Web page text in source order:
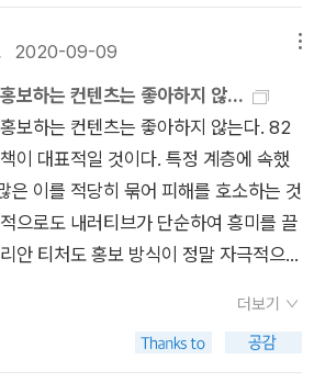
은 생각했다. 왜? 도대체 왜? 왜 그렇게
유가 있을 거 아냐? 결과가 있으니 원
? 끊임없이 묻고 대답하다 보니 이렇게
난 거 아닐까.결과 표현은 '-(으)ㄴ 결
ㄴ 나머지' 정도로 적은 걸 보면 정작 결
던 것 같다. 결과는 하늘에 맡기겠다는
순응하면서도, 그 일의 이유는 끝까지
는 언어.가은이 이유 문법을 그다지 좋아
우기 힘들겠다고 생각하는 것도 있지만,
지 않으며 살아왔기 때문이기도 했다. 아
이 굉장히 운이 좋다고 생각했는데, 그
겸 읽어볼까 싶다. 사실 심채경 박사
계속 그래그래 끄덕끄덕 하는 것도 그리
러나는 것들이라 재미있었다.)를 보노라
쓰고 있구나 하는 생각이 든다. 특히나
없어 리사와 테니스를 쳤다'는 예문을
수 없이 반복했던 문장이었기에. (요즘
은 안 치는데 오래된 교재에 나오는 학생
슷한 소재를 어찌 이리 다르게 표현할
. 하지만 재미있었다. 애틀랜틱 시티에서
이야기, 중간중간에 나오는 짧은 소설
아이들은 정말 이렇게들 말한다. 조사
아는 사람이 없다. 라면을 끓이는 용
데. 아무도 모른단다. 아무튼 대충 정리
름의 흔적이 많다. 침대 이불도 얇고 가
기한 건 이곳은 조금 덥다는 것. 신기하
시간 이동 거리로 기온이 다르다니. 9
같기도 하다. 급하게 내려온 것도 아닌
이다. 함께 지내보니 크게 걱정할 일은
기를 바꾸는 일, 장식장을 거실로 옮기
일도 모두 만족스러웠다. 함께 지내면서
에 만나면 더 잘 지낼 수 있을 거라는 기
2020-09-09
보하는 컨텐츠는 좋아하지 않...
보하는 컨텐츠는 좋아하지 않는다. 82
이 대표적일 것이다. 특정 계층에 속했
은 이를 적당히 묶어 피해를 호소하는 것
으로도 내러티브가 단순하여 흥미를 끌
안 티처도 홍보 방식이 정말 자극적으로
차적으로 한국어학당에서 무슨 일이 일
, 미리보기로 읽어 본 몇 페이지는 마치
더보기